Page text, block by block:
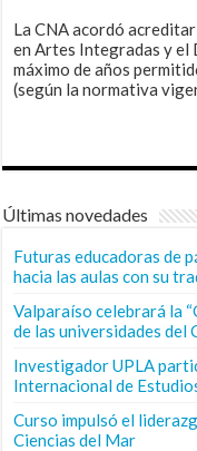
La CNA acordó
en Artes Integradas y el
máximo de años
(según la normativa
Últimas novedades
Futuras educadoras de
hacia las aulas con su
Valparaíso celebrará la
de las universidades del
Investigador UPLA
Internacional de
Curso impulsó el
Ciencias del Mar